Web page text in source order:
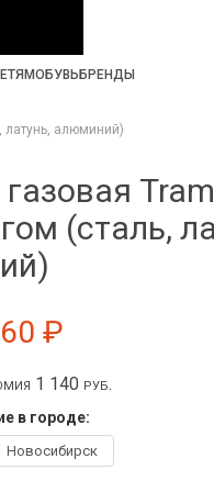
ОБУВЬ БРЕНДЫ
латунь, алюминий)
(сталь,
₽
1 140 руб.
в городе:
Новосибирск